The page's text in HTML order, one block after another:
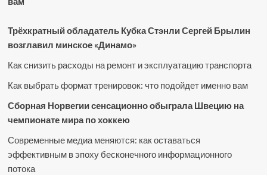
Трёхкратный обладатель Кубка Стэнли Сергей Брылин
возглавил минское «Динамо»
Как снизить расходы на ремонт и эксплуатацию транспорта
Как выбрать формат тренировок: что подойдет именно вам
Сборная Норвегии сенсационно обыграла Швецию на
чемпионате мира по хоккею
Современные медиа меняются: как оставаться
эффективным в эпоху бесконечного информационного
потока